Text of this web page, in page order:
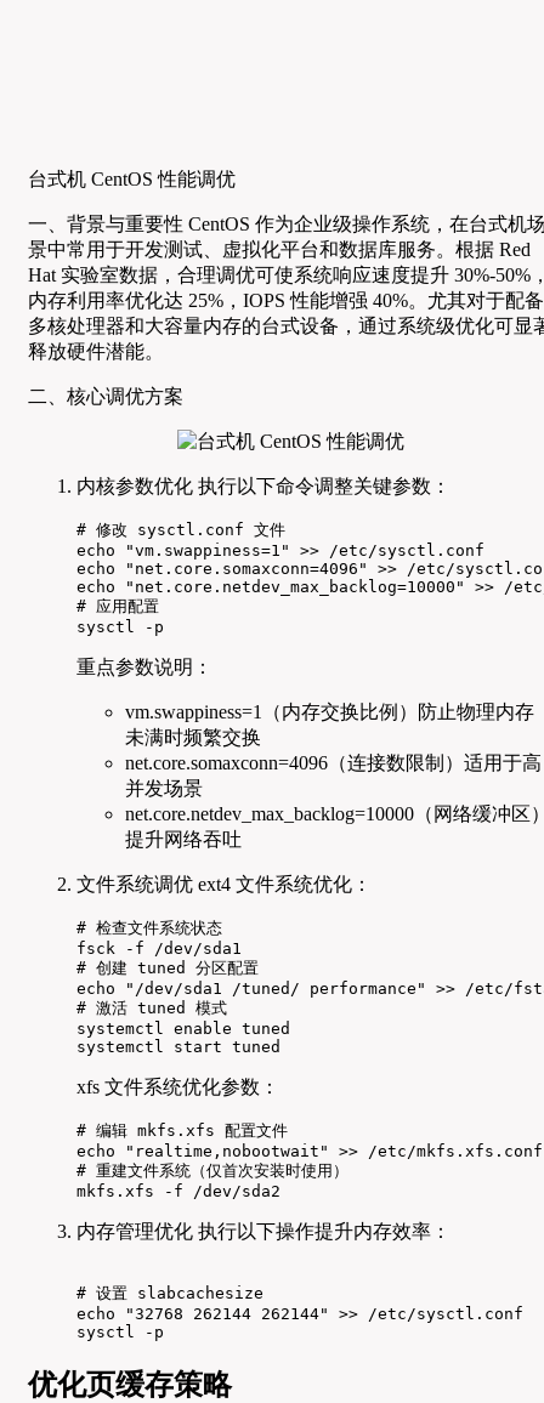
台式机 CentOS 性能调优
一、背景与重要性 CentOS 作为企业级操作系统，在台式机
景中常用于开发测试、虚拟化平台和数据库服务。根据 Red
Hat 实验室数据，合理调优可使系统响应速度提升 30%-50%
内存利用率优化达 25%，IOPS 性能增强 40%。尤其对于配备
多核处理器和大容量内存的台式设备，通过系统级优化可显
释放硬件潜能。
二、核心调优方案
内核参数优化 执行以下命令调整关键参数：
# 修改 sysctl.conf 文件
echo "vm.swappiness=1" >> /etc/sysctl.conf
echo "net.core.somaxconn=4096" >> /etc/
echo "net.core.netdev_max_backlog=10000" >> /
# 应用配置
sysctl -p
重点参数说明：
vm.swappiness=1（内存交换比例）防止物理内存
未满时频繁交换
net.core.somaxconn=4096（连接数限制）适用于高
并发场景
net.core.netdev_max_backlog=10000（网络缓冲区
提升网络吞吐
文件系统调优 ext4 文件系统优化：
# 检查文件系统状态
fsck -f /dev/sda1
# 创建 tuned 分区配置
echo "/dev/sda1 /tuned/ performance" >> /etc/
# 激活 tuned 模式
systemctl enable tuned
systemctl start tuned
xfs 文件系统优化参数：
# 编辑 mkfs.xfs 配置文件
echo "realtime,nobootwait" >> /etc/mkfs.xfs.conf
# 重建文件系统（仅首次安装时使用）
mkfs.xfs -f /dev/sda2
内存管理优化 执行以下操作提升内存效率：
# 设置 slabcachesize
echo "32768 262144 262144" >> /etc/sysctl.conf
sysctl -p
优化页缓存策略